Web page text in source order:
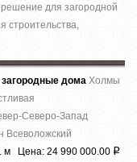
для загородной
строительства,
дома Холмы
Северо-Запад
Всеволожский
м Цена: 24 990 000.00 Р